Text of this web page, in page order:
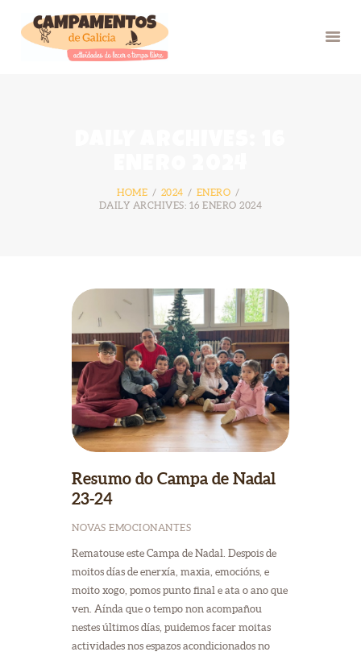
HOME 2024
ENERO
DAILY ARCHIVES: 16 ENERO 2024
FOTOS
Resumo do Campa de Nadal
23-24
NOVAS EMOCIONANTES
Rematouse este Campa de Nadal. Despois de
moitos días de enerxía, maxia, emocións, e
moito xogo, pomos punto final e ata o ano que
ven. Aínda que o tempo non acompañou
nestes últimos días, puidemos facer moitas
actividades nos espazos acondicionados no